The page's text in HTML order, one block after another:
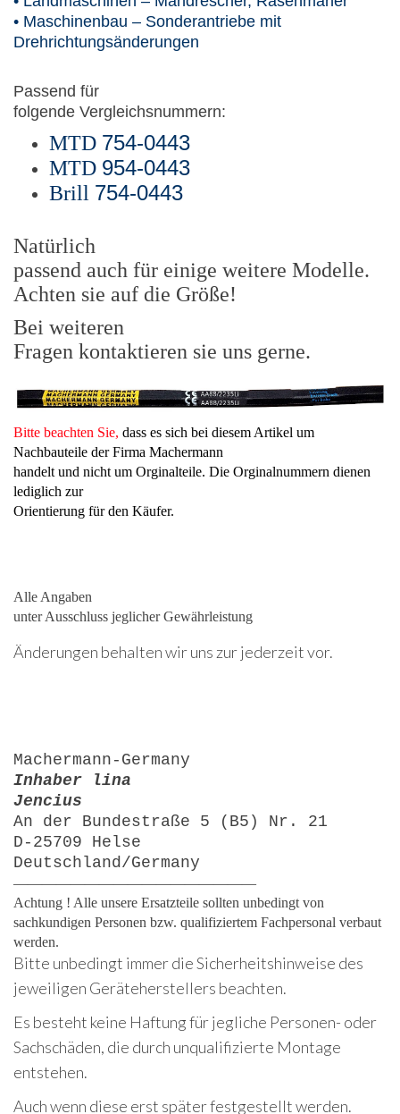
• Maschinenbau – Sonderantriebe mit
Drehrichtungsänderungen
Passend für
folgende Vergleichsnummern:
MTD 754-0443
MTD 954-0443
Brill 754-0443
Natürlich
passend auch für einige weitere Modelle.
Achten sie auf die Größe!
Bei weiteren
Fragen kontaktieren sie uns gerne.
Bitte beachten Sie, dass es sich bei diesem Artikel um
Nachbauteile der Firma Machermann
handelt und nicht um Orginalteile. Die Orginalnummern dienen
lediglich zur
Orientierung für den Käufer.
Alle Angaben
unter Ausschluss jeglicher Gewährleistung
Änderungen behalten wir uns zur jederzeit vor.
Machermann-Germany
Inhaber lina
Jencius
An der Bundestraße 5 (B5) Nr. 21
D-25709 Helse
Deutschland/Germany
—————————————————
Achtung ! Alle unsere Ersatzteile sollten unbedingt von
sachkundigen Personen bzw. qualifiziertem Fachpersonal verbaut
werden.
Bitte unbedingt immer die Sicherheitshinweise des
jeweiligen Geräteherstellers beachten.
Es besteht keine Haftung für jegliche Personen- oder
Sachschäden, die durch unqualifizierte Montage
entstehen.
Auch wenn diese erst später festgestellt werden.